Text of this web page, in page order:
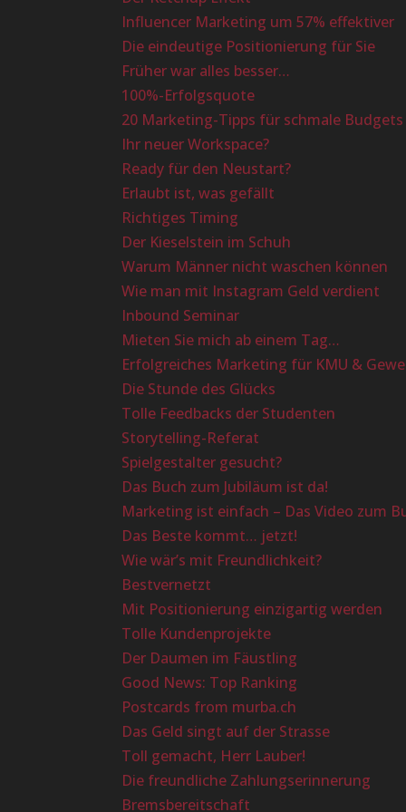
Influencer Marketing um 57% effektiver
Die eindeutige Positionierung für Sie
Früher war alles besser…
100%-Erfolgsquote
20 Marketing-Tipps für schmale Budgets
Ihr neuer Workspace?
Ready für den Neustart?
Erlaubt ist, was gefällt
Richtiges Timing
Der Kieselstein im Schuh
Warum Männer nicht waschen können
Wie man mit Instagram Geld verdient
Inbound Seminar
Mieten Sie mich ab einem Tag…
Erfolgreiches Marketing für KMU &
Die Stunde des Glücks
Tolle Feedbacks der Studenten
Storytelling-Referat
Spielgestalter gesucht?
Das Buch zum Jubiläum ist da!
Marketing ist einfach – Das Video zum
Das Beste kommt… jetzt!
Wie wär’s mit Freundlichkeit?
Bestvernetzt
Mit Positionierung einzigartig werden
Tolle Kundenprojekte
Der Daumen im Fäustling
Good News: Top Ranking
Postcards from murba.ch
Das Geld singt auf der Strasse
Toll gemacht, Herr Lauber!
Die freundliche Zahlungserinnerung
Bremsbereitschaft